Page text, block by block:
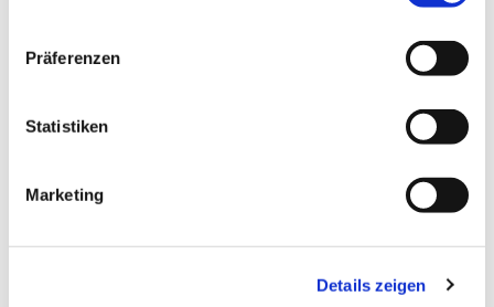
Präferenzen
Statistiken
Marketing
Details zeigen
Dies könnte Sie auch